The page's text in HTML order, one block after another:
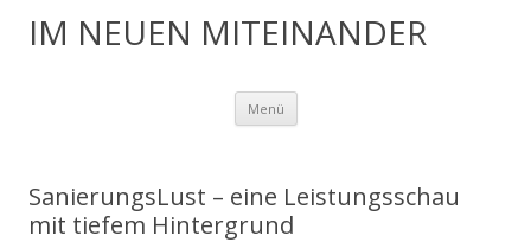
IM NEUEN MITEINANDER
Menü Zum
springen
SanierungsLust – eine Leistungsschau
mit tiefem Hintergrund